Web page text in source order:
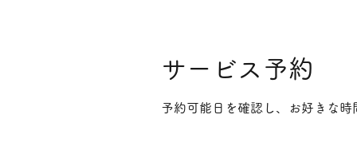
サービス予約
予約可能日を確認し、お好きな